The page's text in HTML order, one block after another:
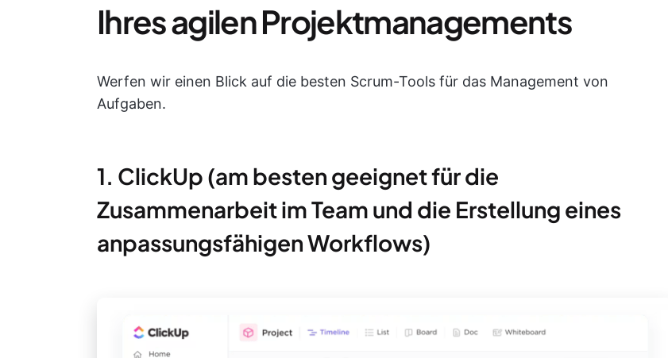
Ihres agilen Projektmanagements
Werfen wir einen Blick auf die besten Scrum-Tools für das Management von
Aufgaben.
1. ClickUp (am besten geeignet für die
Zusammenarbeit im Team und die Erstellung eines
anpassungsfähigen Workflows)